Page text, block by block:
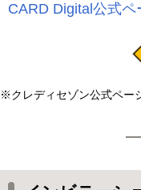
CARD Digital公式ペ
※クレディセゾン公式ペー